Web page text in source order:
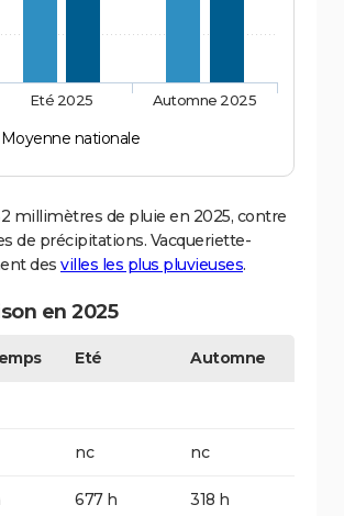
Moyenne nationale
Eté 2025 Automne 2025
millimètres de pluie en 2025, contre
de précipitations. Vacqueriette-
des villes les plus pluvieuses.
en 2025
Eté Automne
nc nc
677 h 318 h